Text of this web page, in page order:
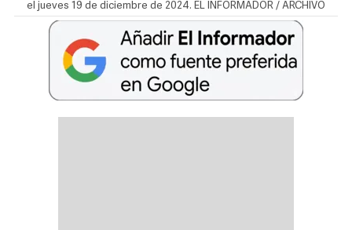
el jueves 19 de diciembre de 2024. EL INFORMADOR / ARCHIVO